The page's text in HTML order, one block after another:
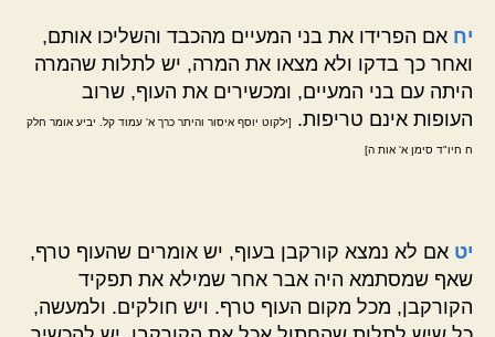
יח אם הפרידו את בני המעיים מהכבד והשליכו אותם,
ואחר כך בדקו ולא מצאו את המרה, יש לתלות שהמרה
היתה עם בני המעיים, ומכשירים את העוף, שרוב
העופות אינם טריפות.
[ילקוט יוסף איסור והיתר כרך א' עמוד קל. יביע אומר חלק
ח חיו"ד סימן א' אות ה]
יט אם לא נמצא קורקבן בעוף, יש אומרים שהעוף טרף,
שאף שמסתמא היה אבר אחר שמילא את תפקיד
הקורקבן, מכל מקום העוף טרף. ויש חולקים. ולמעשה,